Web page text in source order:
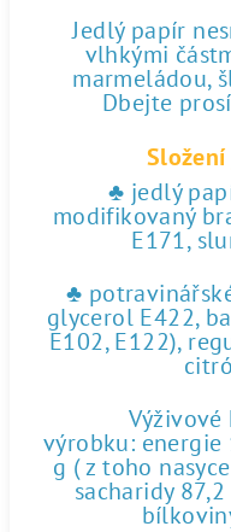
Jedlý papír
vlhkými
marmeládou,
Dbejte
♣ jedlý
modifikovaný
E171,
♣
glycerol E422,
E102, E122),
výrobku: energie
g ( z toho
sacharidy